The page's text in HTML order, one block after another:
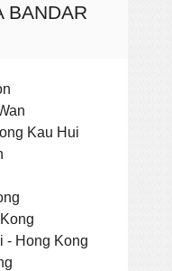
BANDAR
Kau Hui
- Hong Kong